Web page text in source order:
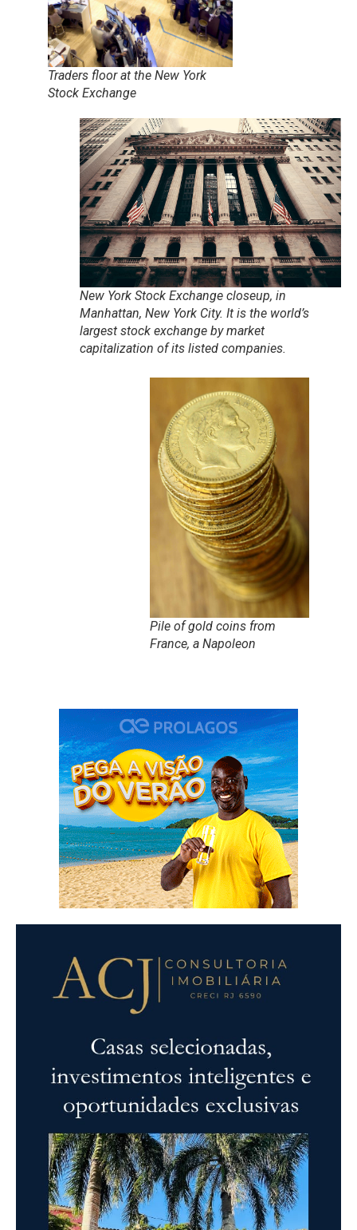
Traders floor at the New York
Stock Exchange
New York Stock Exchange closeup, in
Manhattan, New York City. It is the world’s
largest stock exchange by market
capitalization of its listed companies.
Pile of gold coins from
France, a Napoleon